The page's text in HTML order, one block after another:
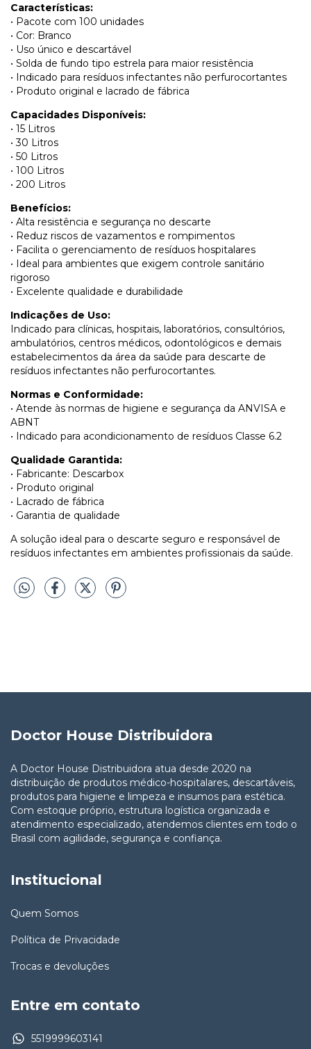
Características:
• Pacote com 100 unidades
• Cor: Branco
• Uso único e descartável
• Solda de fundo tipo estrela para maior resistência
• Indicado para resíduos infectantes não perfurocortantes
• Produto original e lacrado de fábrica
Capacidades Disponíveis:
• 15 Litros
• 30 Litros
• 50 Litros
• 100 Litros
• 200 Litros
Benefícios:
• Alta resistência e segurança no descarte
• Reduz riscos de vazamentos e rompimentos
• Facilita o gerenciamento de resíduos hospitalares
• Ideal para ambientes que exigem controle sanitário
rigoroso
• Excelente qualidade e durabilidade
Indicações de Uso:
Indicado para clínicas, hospitais, laboratórios, consultórios,
ambulatórios, centros médicos, odontológicos e demais
estabelecimentos da área da saúde para descarte de
resíduos infectantes não perfurocortantes.
Normas e Conformidade:
• Atende às normas de higiene e segurança da ANVISA e
ABNT
• Indicado para acondicionamento de resíduos Classe 6.2
Qualidade Garantida:
• Fabricante: Descarbox
• Produto original
• Lacrado de fábrica
• Garantia de qualidade
A solução ideal para o descarte seguro e responsável de
resíduos infectantes em ambientes profissionais da saúde.
Doctor House Distribuidora
A Doctor House Distribuidora atua desde 2020 na
distribuição de produtos médico-hospitalares, descartáveis,
produtos para higiene e limpeza e insumos para estética.
Com estoque próprio, estrutura logística organizada e
atendimento especializado, atendemos clientes em todo o
Brasil com agilidade, segurança e confiança.
Institucional
Quem Somos
Política de Privacidade
Trocas e devoluções
Entre em contato
5519999603141